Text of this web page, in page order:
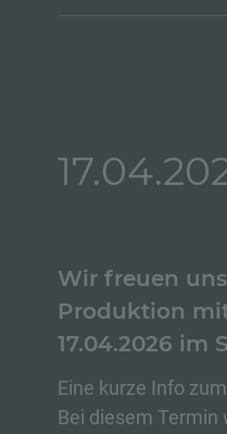
Wir freuen
Produktion
17.04.2026 im
Eine kurze Info
Bei diesem Termin